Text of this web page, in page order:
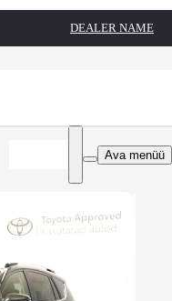
DEALER NAME
Ava menüü